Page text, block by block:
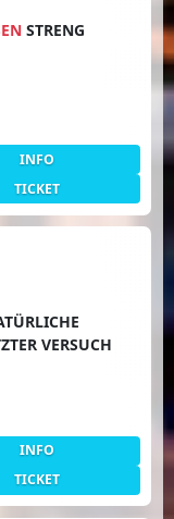
STRENG
INFO
TICKET
VERSUCH
INFO
TICKET